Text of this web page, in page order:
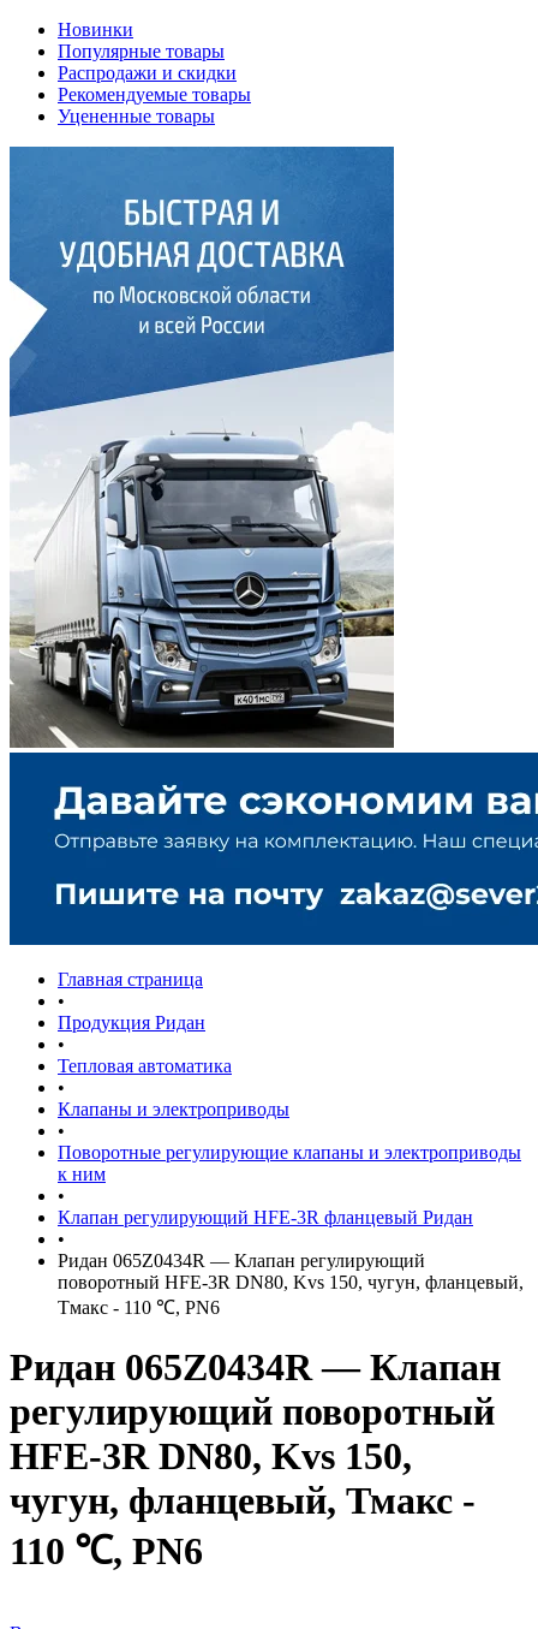
Новинки
Популярные товары
Распродажи и скидки
Рекомендуемые товары
Уцененные товары
Главная страница
•
Продукция Ридан
•
Тепловая автоматика
•
Клапаны и электроприводы
•
Поворотные регулирующие клапаны и электроприводы
к ним
•
Клапан регулирующий HFE-3R фланцевый Ридан
•
Ридан 065Z0434R — Клапан регулирующий
поворотный HFE-3R DN80, Kvs 150, чугун, фланцевый,
Тмакс - 110 ℃, PN6
Ридан 065Z0434R — Клапан
регулирующий поворотный
HFE-3R DN80, Kvs 150,
чугун, фланцевый, Тмакс -
110 ℃, PN6